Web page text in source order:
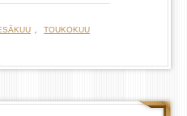
, TOUKOKUU